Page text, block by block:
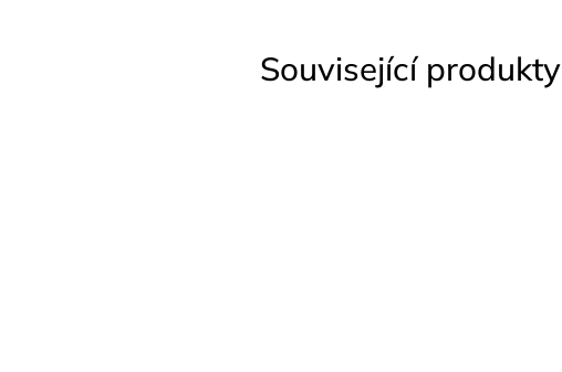
Související produkty